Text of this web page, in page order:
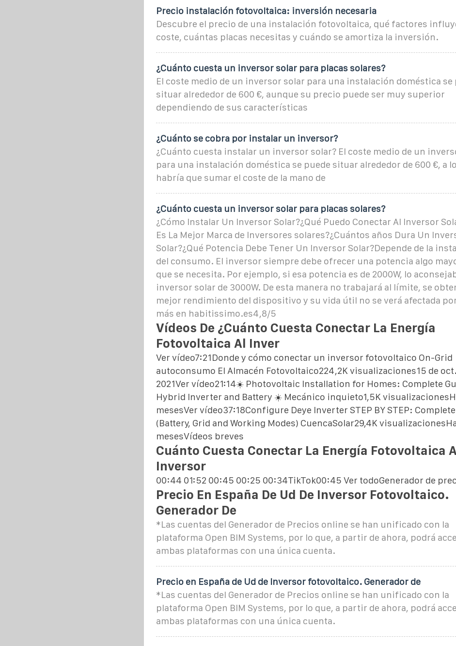
Precio instalación fotovoltaica: inversión necesaria
Descubre el precio de una instalación fotovoltaica, qué factores
coste, cuántas placas necesitas y cuándo se amortiza la inversión.
¿Cuánto cuesta un inversor solar para placas solares?
El coste medio de un inversor solar para una instalación doméstica se
situar alrededor de 600 €, aunque su precio puede ser muy superior
dependiendo de sus características
¿Cuánto se cobra por instalar un inversor?
¿Cuánto cuesta instalar un inversor solar? El coste medio de un
para una instalación doméstica se puede situar alrededor de 600 €, a
habría que sumar el coste de la mano de
¿Cuánto cuesta un inversor solar para placas solares?
¿Cómo Instalar Un Inversor Solar?¿Qué Puedo Conectar Al Inversor
Es La Mejor Marca de Inversores solares?¿Cuántos años Dura Un
Solar?¿Qué Potencia Debe Tener Un Inversor Solar?Depende de la
del consumo. El inversor siempre debe ofrecer una potencia algo
que se necesita. Por ejemplo, si esa potencia es de 2000W, lo
inversor solar de 3000W. De esta manera no trabajará al límite, se
mejor rendimiento del dispositivo y su vida útil no se verá afectada
más en habitissimo.es4,8/5
Vídeos De ¿Cuánto Cuesta Conectar La Energía
Fotovoltaica Al Inver
Ver vídeo7:21Donde y cómo conectar un inversor fotovoltaico On-Grid
autoconsumo El Almacén Fotovoltaico224,2K visualizaciones15 de
2021Ver vídeo21:14☀️ Photovoltaic Installation for Homes: Complete
Hybrid Inverter and Battery ☀️ Mecánico inquieto1,5K
mesesVer vídeo37:18Configure Deye Inverter STEP BY STEP:
(Battery, Grid and Working Modes) CuencaSolar29,4K
mesesVídeos breves
Cuánto Cuesta Conectar La Energía Fotovoltaica
Inversor
00:44 01:52 00:45 00:25 00:34TikTok00:45 Ver todoGenerador de
Precio En España De Ud De Inversor Fotovoltaico.
Generador De
*Las cuentas del Generador de Precios online se han unificado con la
plataforma Open BIM Systems, por lo que, a partir de ahora, podrá
ambas plataformas con una única cuenta.
Precio en España de Ud de Inversor fotovoltaico. Generador de
*Las cuentas del Generador de Precios online se han unificado con la
plataforma Open BIM Systems, por lo que, a partir de ahora, podrá
ambas plataformas con una única cuenta.